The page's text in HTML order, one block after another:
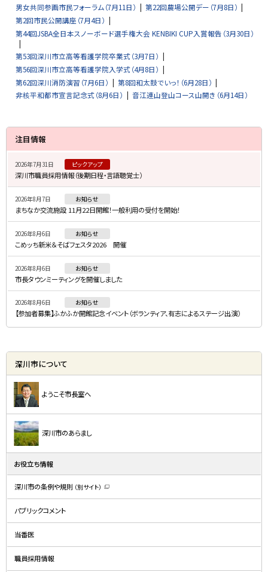
男女共同参画市民フォーラム（7月11日）
第22回農場公開デー（7月8日）
第2回市民公開講座（7月4日）
第44回JSBA全日本スノーボード選手権大会 KENBIKI CUP入賞報告（3月30日）
第53回深川市立高等看護学院卒業式（3月7日）
第56回深川市立高等看護学院入学式（4月8日）
第62回深川消防演習（7月6日）
第8回和太鼓でいっ！（6月28日）
非核平和都市宣言記念式（8月6日）
音江連山登山コース山開き（6月14日）
サ
イ
・
メ
ニ
ュ
ー
注目情報
2026年7月31日 ピックアップ
深川市職員採用情報（後期日程・言語聴覚士）
2026年8月7日 お知らせ
まちなか交流施設 11月22日開館！一般利用の受付を開始！
2026年8月6日 お知らせ
こめッち新米＆そばフェスタ2026 開催
2026年8月6日 お知らせ
市長タウンミーティングを開催しました
2026年8月6日 お知らせ
【参加者募集】ふかふか開館記念イベント（ボランティア、有志によるステージ出演）
深川市について
ようこそ市長室へ
深川市のあらまし
お役立ち情報
深川市の条例や規則 （別サイト）
新
ン
で
パブリックコメント
当番医
職員採用情報